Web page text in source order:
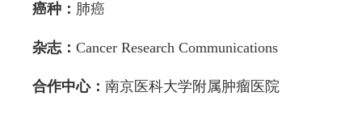
癌种： 肺癌
杂志： Cancer Research Communications
合作中心： 南京医科大学附属肿瘤医院